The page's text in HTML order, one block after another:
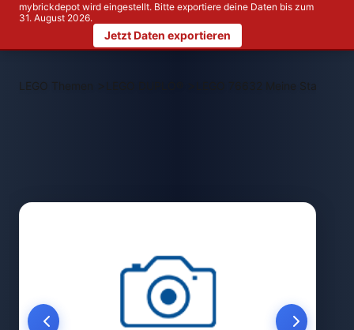
mybrickdepot wird eingestellt. Bitte exportiere deine Daten bis zum
31. August 2026.
Jetzt Daten exportieren
LEGO Themen > LEGO 76632 Meine Stadt